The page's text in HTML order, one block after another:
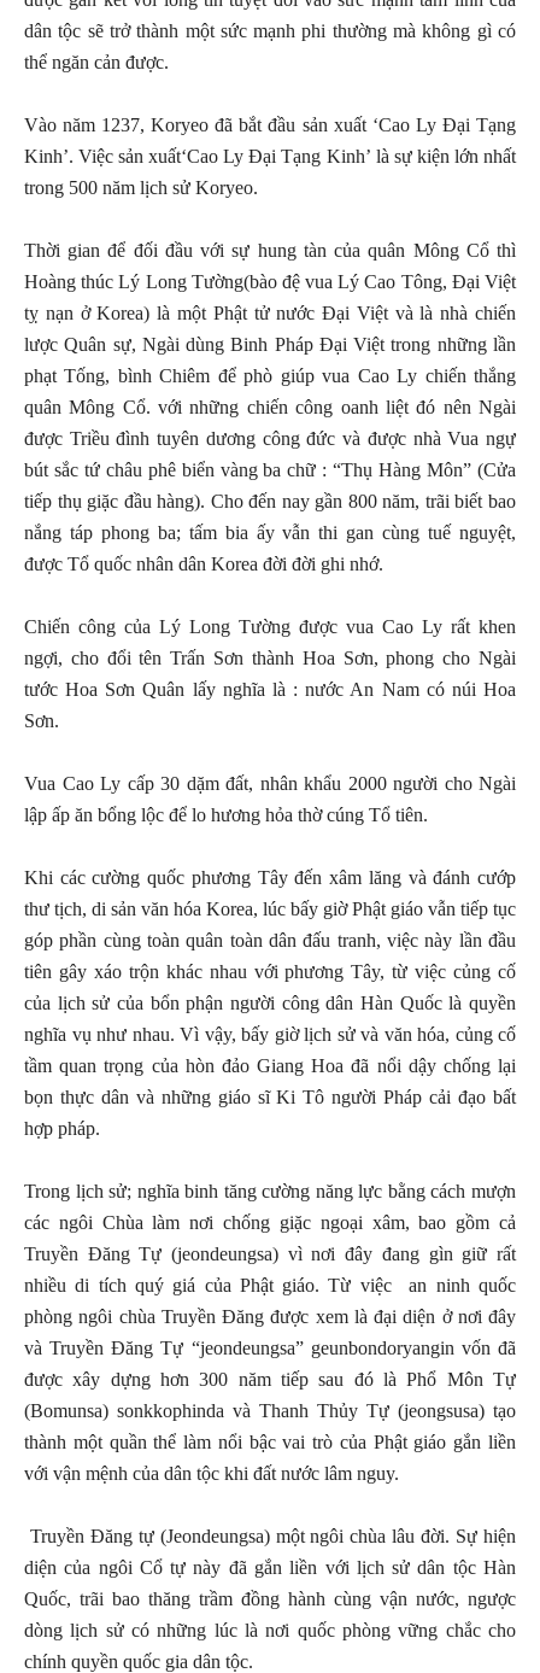
dân tộc sẽ trở thành một sức mạnh phi thường mà không gì có
thể ngăn cản được.
Vào năm 1237, Koryeo đã bắt đầu sản xuất ‘Cao Ly Đại Tạng
Kinh’. Việc sản xuất‘Cao Ly Đại Tạng Kinh’ là sự kiện lớn nhất
trong 500 năm lịch sử Koryeo.
Thời gian để đối đầu với sự hung tàn của quân Mông Cổ thì
Hoàng thúc Lý Long Tường(bào đệ vua Lý Cao Tông, Đại Việt
tỵ nạn ở Korea) là một Phật tử nước Đại Việt và là nhà chiến
lược Quân sự, Ngài dùng Binh Pháp Đại Việt trong những lần
phạt Tống, bình Chiêm để phò giúp vua Cao Ly chiến thắng
quân Mông Cổ. với những chiến công oanh liệt đó nên Ngài
được Triều đình tuyên dương công đức và được nhà Vua ngự
bút sắc tứ châu phê biển vàng ba chữ : “Thụ Hàng Môn” (Cửa
tiếp thụ giặc đầu hàng). Cho đến nay gần 800 năm, trãi biết bao
nắng táp phong ba; tấm bia ấy vẫn thi gan cùng tuế nguyệt,
được Tổ quốc nhân dân Korea đời đời ghi nhớ.
Chiến công của Lý Long Tường được vua Cao Ly rất khen
ngợi, cho đổi tên Trấn Sơn thành Hoa Sơn, phong cho Ngài
tước Hoa Sơn Quân lấy nghĩa là : nước An Nam có núi Hoa
Sơn.
Vua Cao Ly cấp 30 dặm đất, nhân khẩu 2000 người cho Ngài
lập ấp ăn bổng lộc để lo hương hỏa thờ cúng Tổ tiên.
Khi các cường quốc phương Tây đến xâm lăng và đánh cướp
thư tịch, di sản văn hóa Korea, lúc bấy giờ Phật giáo vẫn tiếp tục
góp phần cùng toàn quân toàn dân đấu tranh, việc này lần đầu
tiên gây xáo trộn khác nhau với phương Tây, từ việc củng cố
của lịch sử của bổn phận người công dân Hàn Quốc là quyền
nghĩa vụ như nhau. Vì vậy, bấy giờ lịch sử và văn hóa, củng cố
tầm quan trọng của hòn đảo Giang Hoa đã nổi dậy chống lại
bọn thực dân và những giáo sĩ Ki Tô người Pháp cải đạo bất
hợp pháp.
Trong lịch sử; nghĩa binh tăng cường năng lực bằng cách mượn
các ngôi Chùa làm nơi chống giặc ngoại xâm, bao gồm cả
Truyền Đăng Tự (jeondeungsa) vì nơi đây đang gìn giữ rất
nhiều di tích quý giá của Phật giáo. Từ việc an ninh quốc
phòng ngôi chùa Truyền Đăng được xem là đại diện ở nơi đây
và Truyền Đăng Tự “jeondeungsa” geunbondoryangin vốn đã
được xây dựng hơn 300 năm tiếp sau đó là Phổ Môn Tự
(Bomunsa) sonkkophinda và Thanh Thủy Tự (jeongsusa) tạo
thành một quần thể làm nổi bậc vai trò của Phật giáo gắn liền
với vận mệnh của dân tộc khi đất nước lâm nguy.
Truyền Đăng tự (Jeondeungsa) một ngôi chùa lâu đời. Sự hiện
diện của ngôi Cổ tự này đã gắn liền với lịch sử dân tộc Hàn
Quốc, trãi bao thăng trầm đồng hành cùng vận nước, ngược
dòng lịch sử có những lúc là nơi quốc phòng vững chắc cho
chính quyền quốc gia dân tộc.